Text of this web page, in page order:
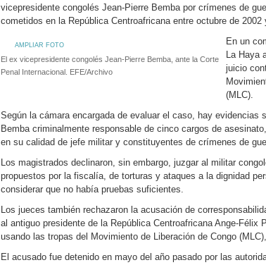
vicepresidente congolés Jean-Pierre Bemba por crímenes de
cometidos en la República Centroafricana entre octubre de 2002
AMPLIAR FOTO
El ex vicepresidente congolés Jean-Pierre Bemba, ante la Corte
Penal Internacional. EFE/Archivo
En un
La Haya
juicio
(MLC).
Según la cámara encargada de evaluar el caso, hay evidencias
Bemba criminalmente responsable de cinco cargos de
en su calidad de jefe militar y constituyentes de crímenes de
Los magistrados declinaron, sin embargo, juzgar al militar
propuestos por la fiscalía, de torturas y ataques a la dignidad
considerar que no había pruebas suficientes.
Los jueces también rechazaron la acusación de
al antiguo presidente de la República Centroafricana Ange-Félix
usando las tropas del Movimiento de Liberación de Congo
El acusado fue detenido en mayo del año pasado por las